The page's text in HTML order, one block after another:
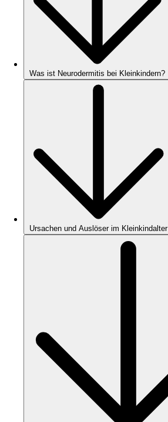
Was ist Neurodermitis bei Kleinkindern?
Ursachen und Auslöser im Kleinkindalter